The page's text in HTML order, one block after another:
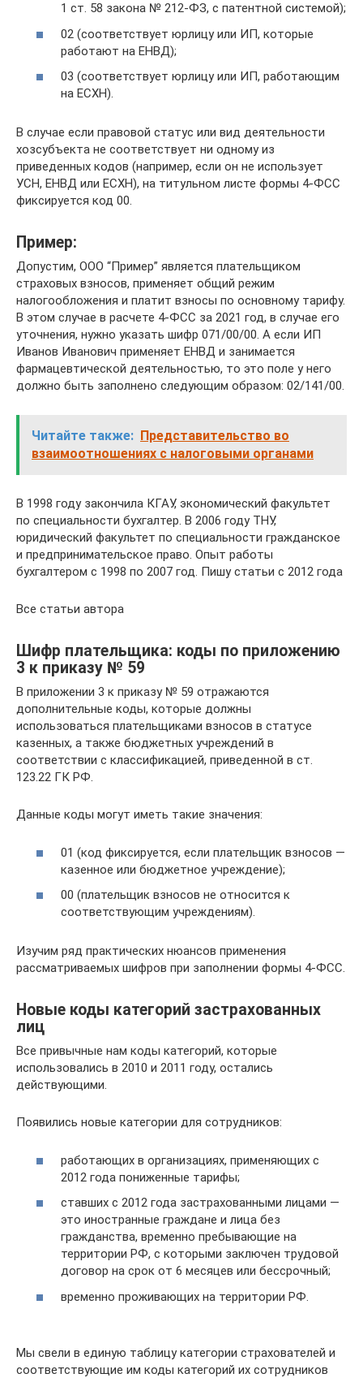
1 ст. 58 закона № 212-ФЗ, с патентной системой);
02 (соответствует юрлицу или ИП, которые
работают на ЕНВД);
03 (соответствует юрлицу или ИП, работающим
на ЕСХН).
В случае если правовой статус или вид деятельности
хозсубъекта не соответствует ни одному из
приведенных кодов (например, если он не использует
УСН, ЕНВД или ЕСХН), на титульном листе формы 4-ФСС
фиксируется код 00.
Пример:
Допустим, ООО “Пример” является плательщиком
страховых взносов, применяет общий режим
налогообложения и платит взносы по основному тарифу.
В этом случае в расчете 4-ФСС за 2021 год, в случае его
уточнения, нужно указать шифр 071/00/00. А если ИП
Иванов Иванович применяет ЕНВД и занимается
фармацевтической деятельностью, то это поле у него
должно быть заполнено следующим образом: 02/141/00.
Читайте также: Представительство во
взаимоотношениях с налоговыми органами
В 1998 году закончила КГАУ, экономический факультет
по специальности бухгалтер. В 2006 году ТНУ,
юридический факультет по специальности гражданское
и предпринимательское право. Опыт работы
бухгалтером с 1998 по 2007 год. Пишу статьи с 2012 года
Все статьи автора
Шифр плательщика: коды по приложению
3 к приказу № 59
В приложении 3 к приказу № 59 отражаются
дополнительные коды, которые должны
использоваться плательщиками взносов в статусе
казенных, а также бюджетных учреждений в
соответствии с классификацией, приведенной в ст.
123.22 ГК РФ.
Данные коды могут иметь такие значения:
01 (код фиксируется, если плательщик взносов —
казенное или бюджетное учреждение);
00 (плательщик взносов не относится к
соответствующим учреждениям).
Изучим ряд практических нюансов применения
рассматриваемых шифров при заполнении формы 4-ФСС.
Новые коды категорий застрахованных
лиц
Все привычные нам коды категорий, которые
использовались в 2010 и 2011 году, остались
действующими.
Появились новые категории для сотрудников:
работающих в организациях, применяющих с
2012 года пониженные тарифы;
ставших с 2012 года застрахованными лицами —
это иностранные граждане и лица без
гражданства, временно пребывающие на
территории РФ, с которыми заключен трудовой
договор на срок от 6 месяцев или бессрочный;
временно проживающих на территории РФ.
Мы свели в единую таблицу категории страхователей и
соответствующие им коды категорий их сотрудников